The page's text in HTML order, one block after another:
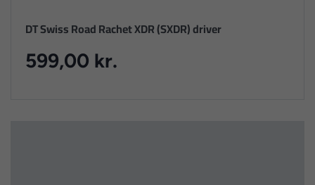
DT Swiss Road Rachet XDR (SXDR) driver
599,00 kr.